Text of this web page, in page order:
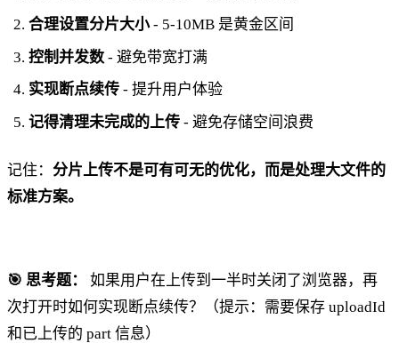
合理设置分片大小- 5-10MB 是黄金区间
控制并发数 - 避免带宽打满
实现断点续传 - 提升用户体验
记得清理未完成的上传 - 避免存储空间浪费
记住： 分片上传不是可有可无的优化，而是处理大文件的
标准方案。
🎯 思考题：
如果用户在上传到一半时关闭了浏览器，再
次打开时如何实现断点续传？（提示：需要保存 uploadId
和已上传的 part 信息）